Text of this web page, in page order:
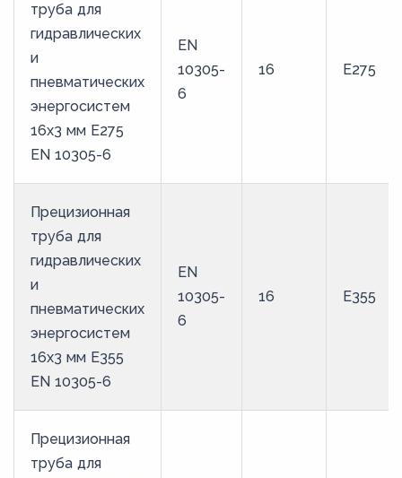
труба для
гидравлических
и
пневматических
энергосистем
16х3 мм E275
EN 10305-6
EN
10305-
6
16 E275
Прецизионная
труба для
гидравлических
и
пневматических
энергосистем
16х3 мм E355
EN 10305-6
EN
10305-
6
16 E355
Прецизионная
труба для